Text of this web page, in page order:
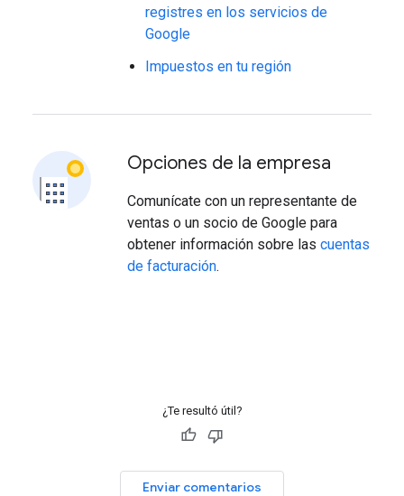
registres en los servicios de
Google
Impuestos en tu región
Opciones de la empresa
Comunícate con un representante de
ventas o un socio de Google para
obtener información sobre las cuentas
de facturación.
¿Te resultó útil?
Enviar comentarios